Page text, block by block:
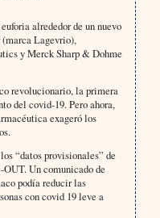
alrededor de un nuevo
Lagevrio),
y Merck Sharp & Dohme
revolucionario, la primera
del covid-19. Pero ahora,
exageró los
“datos provisionales” de
OUT. Un comunicado de
podía reducir las
con covid 19 leve a